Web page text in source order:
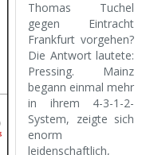
Thomas Tuchel
gegen Eintracht
Frankfurt vorgehen?
Die Antwort lautete:
Pressing. Mainz
begann einmal mehr
in ihrem 4-3-1-2-
System, zeigte sich
enorm
leidenschaftlich,